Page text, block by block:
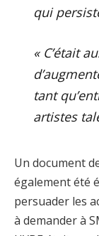
qui
« C’était
tant
artistes
Un document
également été
persuader les
à demander à